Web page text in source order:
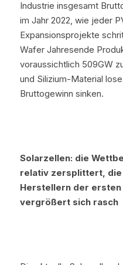
Industrie insgesamt
im Jahr 2022, wie jeder
Expansionsprojekte
Wafer Jahresende
voraussichtlich 509GW
und Silizium-Material
Bruttogewinn sinken.
Solarzellen: die
relativ zersplittert, die
Herstellern der ersten
vergrößert sich rasch